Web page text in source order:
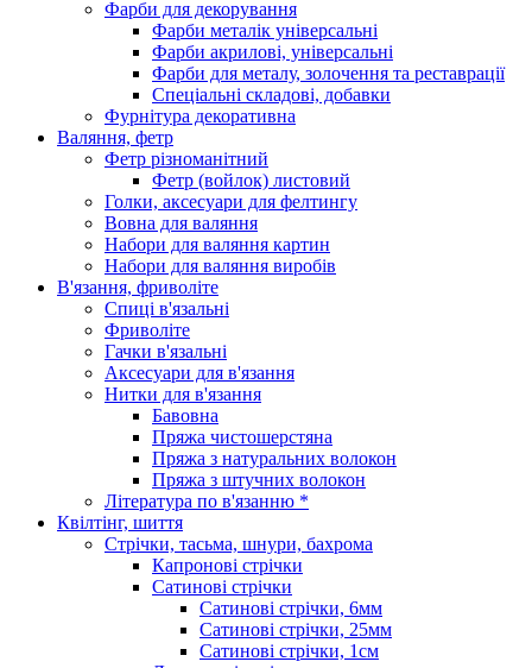
Фарби для декорування
Фарби металік універсальні
Фарби акрилові, універсальні
Фарби для металу, золочення та реставрації
Спеціальні складові, добавки
Фурнітура декоративна
Валяння, фетр
Фетр різноманітний
Фетр (войлок) листовий
Голки, аксесуари для фелтингу
Вовна для валяння
Набори для валяння картин
Набори для валяння виробів
В'язання, фриволіте
Спиці в'язальні
Фриволіте
Гачки в'язальні
Аксесуари для в'язання
Нитки для в'язання
Бавовна
Пряжа чистошерстяна
Пряжа з натуральних волокон
Пряжа з штучних волокон
Література по в'язанню *
Квілтінг, шиття
Стрічки, тасьма, шнури, бахрома
Капронові стрічки
Сатинові стрічки
Сатинові стрічки, 6мм
Сатинові стрічки, 25мм
Сатинові стрічки, 1см